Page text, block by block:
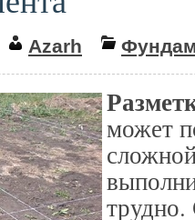
Azarh
может
трудно.